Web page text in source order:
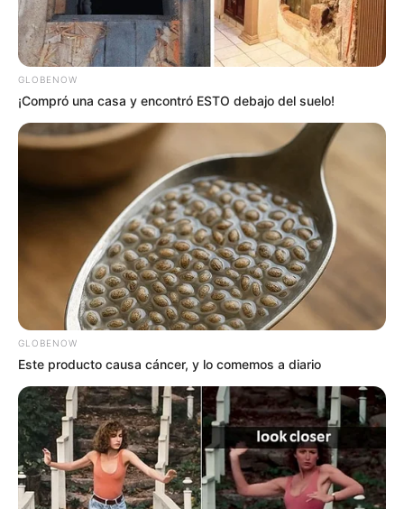
TEMAS DESTACADOS
CUNDINAMARCA
DESAPARECIDOS
CORTES DE LUZ
LOCALIDAD DE ENGATIVÁ
REGIOTRAM DE OCCIDENTE
LOCALIDAD DE SUBA
GLOBENOW
¡Compró una casa y encontró ESTO debajo del suelo!
GLOBENOW
Este producto causa cáncer, y lo comemos a diario